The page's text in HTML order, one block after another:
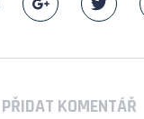
PŘIDAT KOMENTÁŘ